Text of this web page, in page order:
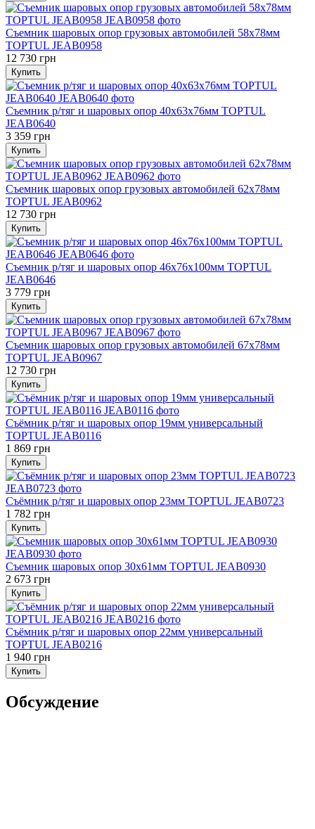
Съемник шаровых опор грузовых автомобилей 58х78мм
TOPTUL JEAB0958
12 730 грн
Купить
Съемник р/тяг и шаровых опор 40х63х76мм TOPTUL
JEAB0640
3 359 грн
Купить
Съемник шаровых опор грузовых автомобилей 62х78мм
TOPTUL JEAB0962
12 730 грн
Купить
Съемник р/тяг и шаровых опор 46х76х100мм TOPTUL
JEAB0646
3 779 грн
Купить
Съемник шаровых опор грузовых автомобилей 67х78мм
TOPTUL JEAB0967
12 730 грн
Купить
Съёмник р/тяг и шаровых опор 19мм универсальный
TOPTUL JEAB0116
1 869 грн
Купить
Съёмник р/тяг и шаровых опор 23мм TOPTUL JEAB0723
1 782 грн
Купить
Съемник шаровых опор 30х61мм TOPTUL JEAB0930
2 673 грн
Купить
Съёмник р/тяг и шаровых опор 22мм универсальный
TOPTUL JEAB0216
1 940 грн
Купить
Обсуждение